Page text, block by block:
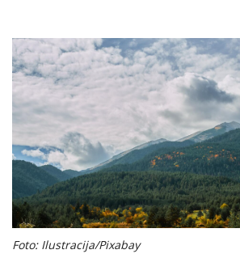
Foto: Ilustracija/Pixabay